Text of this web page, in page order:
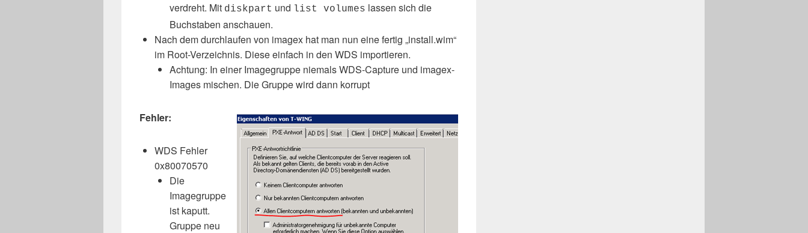
verdreht. Mit diskpart und list volumes lassen sich die
Buchstaben anschauen.
Nach dem durchlaufen von imagex hat man nun eine fertig „install.wim“
im Root-Verzeichnis. Diese einfach in den WDS importieren.
Achtung: In einer Imagegruppe niemals WDS-Capture und imagex-
Images mischen. Die Gruppe wird dann korrupt
Fehler:
WDS Fehler
0x80070570
Die
Imagegruppe
ist kaputt.
Gruppe neu